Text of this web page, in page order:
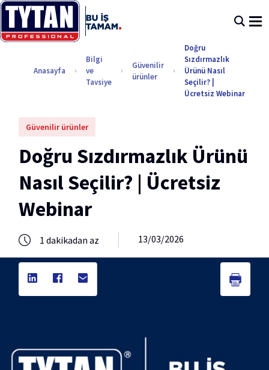
Anasayfa
Bilgi
ve
Tavsiye
Güvenilir
ürünler
Doğru
Sızdırmazlık
Ürünü Nasıl
Seçilir? |
Ücretsiz Webinar
Güvenilir ürünler
Doğru Sızdırmazlık Ürünü
Nasıl Seçilir? | Ücretsiz
Webinar
1 dakikadan az 13/03/2026